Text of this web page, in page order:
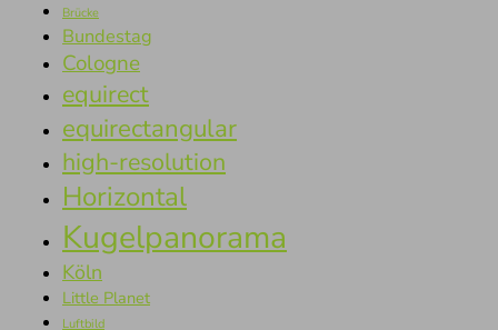
Brücke
Bundestag
Cologne
equirect
equirectangular
high-resolution
Horizontal
Kugelpanorama
Köln
Little Planet
Luftbild